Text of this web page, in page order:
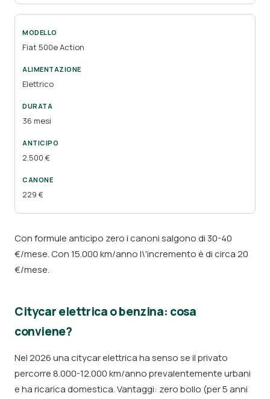
Fiat 500e Action
Elettrico
36 mesi
2.500 €
229 €
Con formule anticipo zero i canoni salgono di 30-40
€/mese. Con 15.000 km/anno l\'incremento è di circa 20
€/mese.
Citycar elettrica o benzina: cosa
conviene?
Nel 2026 una citycar elettrica ha senso se il privato
percorre 8.000-12.000 km/anno prevalentemente urbani
e ha ricarica domestica. Vantaggi: zero bollo (per 5 anni